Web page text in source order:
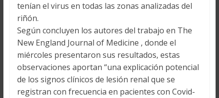
tenían el virus en todas las zonas analizadas del
riñón.
Según concluyen los autores del trabajo en The
New England Journal of Medicine , donde el
miércoles presentaron sus resultados, estas
observaciones aportan “una explicación potencial
de los signos clínicos de lesión renal que se
registran con frecuencia en pacientes con Covid-